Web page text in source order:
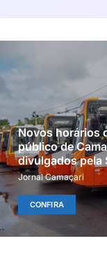
Novos horários
público de
divulgados pela
Jornal Camaçari
CONFIRA